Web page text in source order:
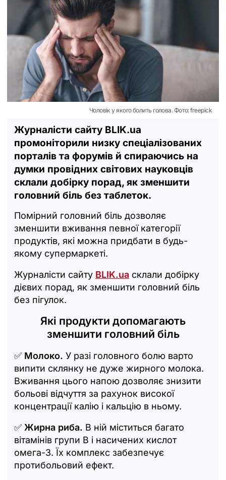
Чоловік у якого болить голова. Фото: freepick
Журналісти сайту BLIK.ua
промоніторили низку спеціалізованих
порталів та форумів й спираючись на
думки провідних світових науковців
склали добірку порад, як зменшити
головний біль без таблеток.
Помірний головний біль дозволяє
зменшити вживання певної категорії
продуктів, які можна придбати в будь-
якому супермаркеті.
Журналісти сайту BLIK.ua склали добірку
дієвих порад, як зменшити головний біль
без пігулок.
Які продукти допомагають
зменшити головний біль
✅ Молоко. У разі головного болю варто
випити склянку не дуже жирного молока.
Вживання цього напою дозволяє знизити
больові відчуття за рахунок високої
концентрації калію і кальцію в ньому.
✅ Жирна риба. В ній міститься багато
вітамінів групи B і насичених кислот
омега-3. Їх комплекс забезпечує
протибольовий ефект.